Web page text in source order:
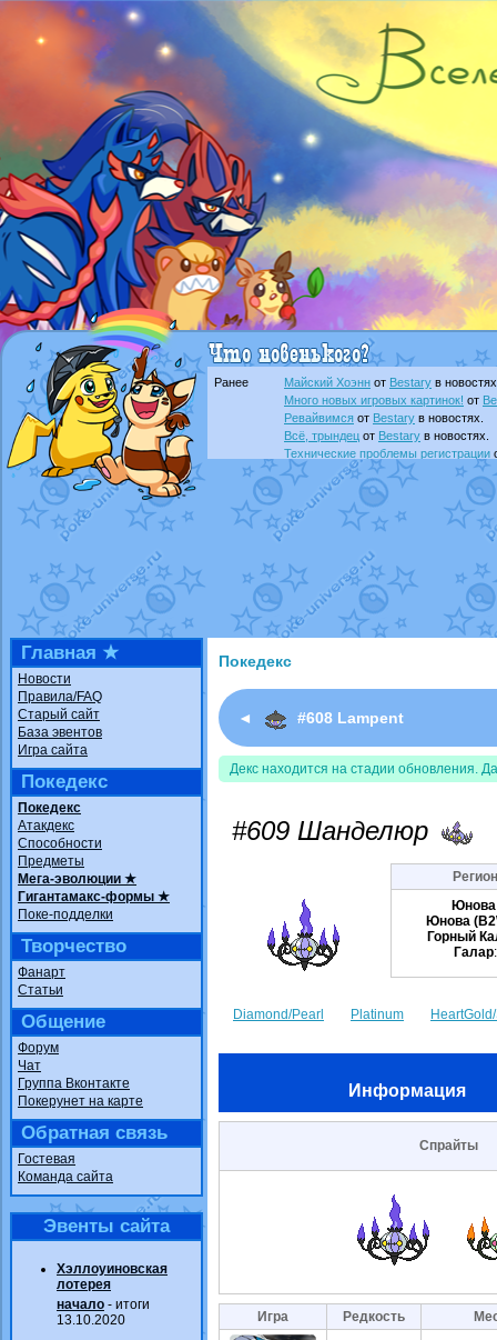
Ранее Майский Хоэнн от Bestary в
Много новых игровых картинок! от
Ревайвимся от Bestary в новостях.
Всё, трындец от Bestary в новостях.
Технические проблемы регистрации
доброе утро славянеот Dakkuв
Йолда и Мимикьюот MavisNyanCat
Недовольный котомангуст
от
The Dark Wishmakerот Randomon в
в
ilovearceus
Raging Boltот GraceDaFox
в
Shadow mismagius от
в
художник
от vicavica в фанарте.
Главная ★
Новости
Правила/FAQ
Старый сайт
База эвентов
Игра сайта
Покедекс
Покедекс
Атакдекс
Способности
Предметы
Мега-эволюции ★
Гигантамакс-формы ★
Поке-подделки
Творчество
Фанарт
Статьи
Общение
Форум
Чат
Группа Вконтакте
Покерунет на карте
Обратная связь
Гостевая
Команда сайта
Эвенты сайта
Хэллоуиновская
лотерея
начало - итоги
13.10.2020
Покедекс
◄ #608 Lampent
Декс находится на стадии обновления.
#609 Шанделюр
Юнова
Юнова
Горный
Галар
Diamond/Pearl Platinum
Информация
Спрайты
Игра Редкость